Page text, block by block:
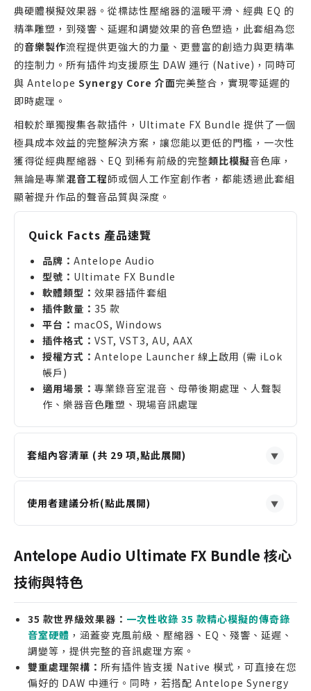
典硬體模擬效果器。從標誌性壓縮器的溫暖平滑、經典 EQ 的
精準雕塑，到殘響、延遲和調變效果的音色塑造，此套組為您
的音樂製作流程提供更強大的力量、更豐富的創造力與更精準
的控制力。所有插件均支援原生 DAW 運行 (Native)，同時可
與 Antelope Synergy Core 介面完美整合，實現零延遲的
即時處理。
相較於單獨搜集各款插件，Ultimate FX Bundle 提供了一個
極具成本效益的完整解決方案，讓您能以更低的門檻，一次性
獲得從經典壓縮器、EQ 到稀有前級的完整類比模擬音色庫，
無論是專業混音工程師或個人工作室創作者，都能透過此套組
顯著提升作品的聲音品質與深度。
Quick Facts 產品速覽
品牌： Antelope Audio
型號： Ultimate FX Bundle
軟體類型： 效果器插件套組
插件數量： 35 款
平台： macOS, Windows
插件格式： VST, VST3, AU, AAX
授權方式： Antelope Launcher 線上啟用 (需 iLok
帳戶)
適用場景： 專業錄音室混音、母帶後期處理、人聲製
作、樂器音色雕塑、現場音訊處理
套組內容清單 (共 29 項,點此展開) ▼
Tubechild670— 經典壓縮器,讓聲音更集中有力,有
老錄音室感
Reel-To-Reel — 模擬老錄音帶機,讓數位音色有溫
暖類比感
COMP-4K-STRIP
國錄音室質感
BAE-1084— 經典EQ,讓聲音低頻厚實,高頻滑順有質
感
BBD-Chorus— 經典吉他合唱效果,讓聲音更寬廣有
空間感
使用者建議分析(點此展開) ▼
Antelope Synergy Core 介面用戶，希望最大化硬
體 DSP 效能，實現零延遲錄音與混音。
追求經典類比音色的製作人與混音師，需要一套完整
且高品質的硬體模擬工具鏈。
剛建立工作室的創作者，希望以划算的套裝價格，一
次購足業界標準的壓縮、EQ 與效果器。
誰不適合購買
僅需單一或兩款特定效果器，不需完整套組的輕度使
Antelope Audio Ultimate FX Bundle 核心
技術與特色
35 款世界級效果器： 一次性收錄 35 款精心模擬的傳奇錄
音室硬體 ，涵蓋麥克風前級、壓縮器、EQ、殘響、延遲、
調變等，提供完整的音訊處理方案。
雙重處理架構： 所有插件皆支援 Native 模式，可直接在您
偏好的 DAW 中運行。同時，若搭配 Antelope Synergy